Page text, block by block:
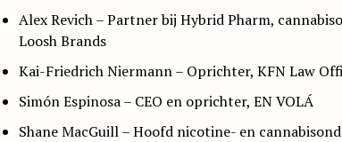
Alex Revich – Partner bij Hybrid Pharm,
Loosh Brands
Kai-Friedrich Niermann – Oprichter, KFN Law
Simón Espinosa – CEO en oprichter, EN VOLÁ
Shane MacGuill – Hoofd nicotine- en